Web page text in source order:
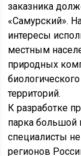
заказника
«Самурский».
интересы
местным
природных
территорий.
К разработке
парка большой
специалисты
регионов